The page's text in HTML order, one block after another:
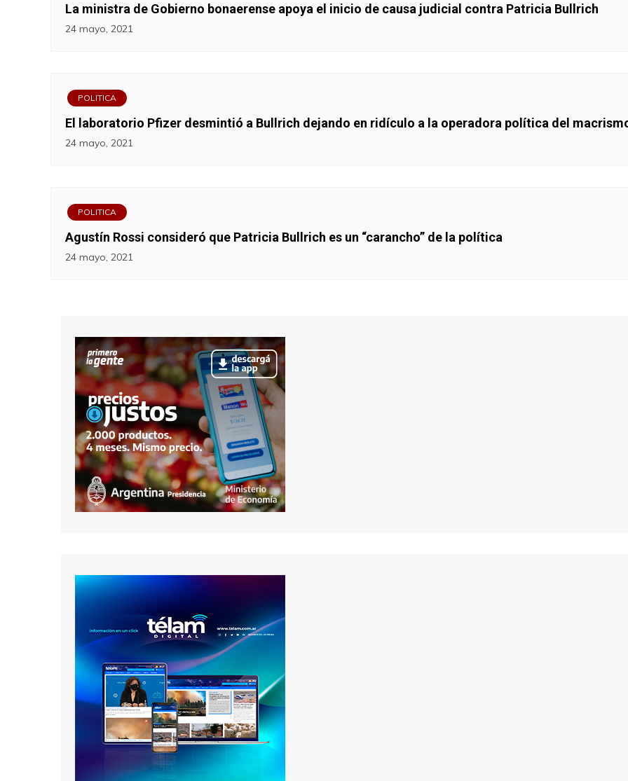
La ministra de Gobierno bonaerense apoya el inicio de causa judicial contra Patricia Bullrich
24 mayo, 2021
POLITICA
El laboratorio Pfizer desmintió a Bullrich dejando en ridículo a la operadora política del
24 mayo, 2021
POLITICA
Agustín Rossi consideró que Patricia Bullrich es un “carancho” de la política
24 mayo, 2021